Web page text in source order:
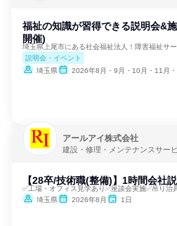
福祉の知識が習得できる説明会&
開催)
埼玉県上尾市にある社会福祉法人！障害福祉サ
説明会・イベント
埼玉県
2026年8月・9月・10月・11月
アールアイ株式会社
建設・修理・メンテナンスサー
【28卒/技術職(整備)】1時間会社
✅工場・オフィス見学あり✅座談会実施✅吊り治
埼玉県
2026年8月 1日